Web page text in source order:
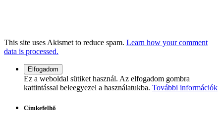
This site uses Akismet to reduce spam. Learn how your comment
data is processed.
Ez a weboldal sütiket használ. Az elfogadom gombra
kattintással beleegyezel a használatukba. További információk
Címkefelhő